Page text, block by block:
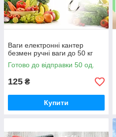
Ваги електронні кантер
безмен ручні ваги до 50 кг
Готово до відправки 50 од.
125 ₴
Купити